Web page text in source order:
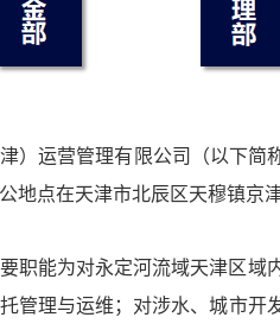
）运营管理有限公司（以下简
地点在天津市北辰区天穆镇京
职能为对永定河流域天津区域
管理与运维；对涉水、城市开